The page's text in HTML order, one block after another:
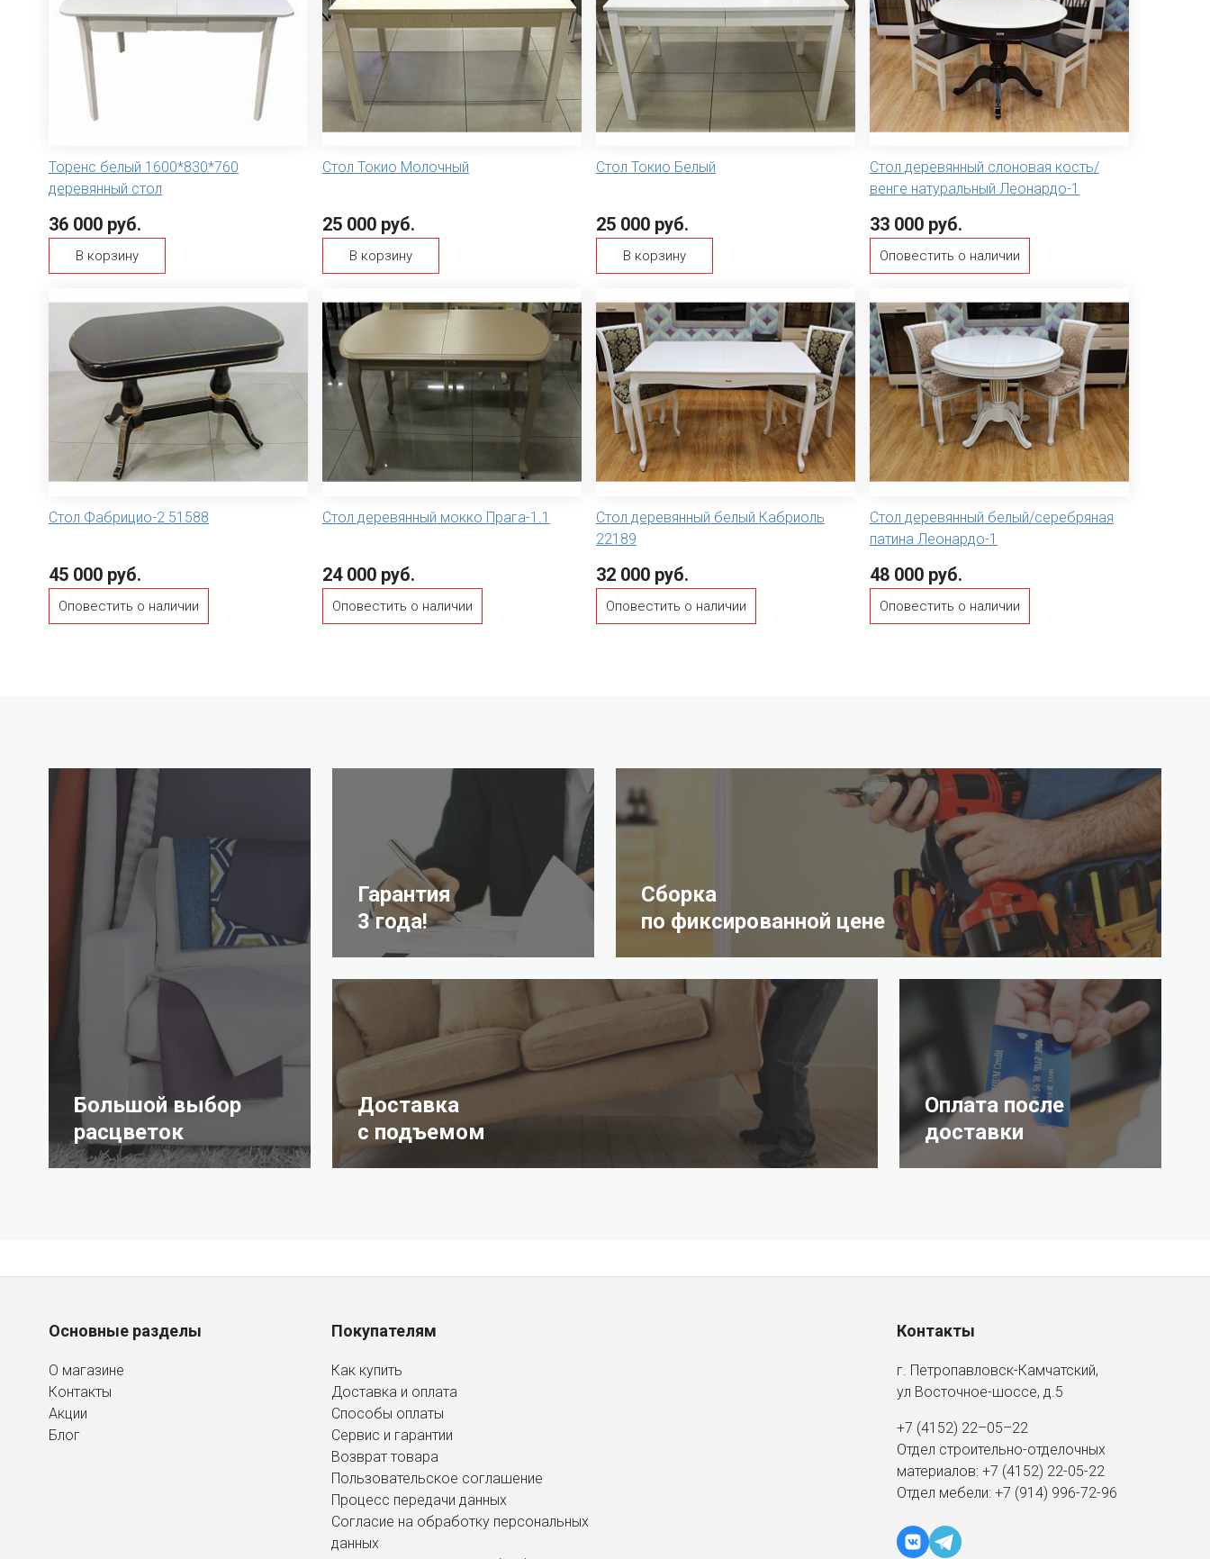
Торенс белый 1600*830*760
деревянный стол
36 000 руб.
В корзину
Стол Токио Молочный
25 000 руб.
В корзину
Стол Токио Белый
25 000 руб.
В корзину
Стол деревянный слоновая кость/
венге натуральный Леонардо-1
33 000 руб.
Оповестить о наличии
Стол Фабрицио-2 51588
45 000 руб.
Оповестить о наличии
Стол деревянный мокко Прага-1.1
24 000 руб.
Оповестить о наличии
Стол деревянный белый Кабриоль
22189
32 000 руб.
Оповестить о наличии
Стол деревянный белый/серебряная
патина Леонардо-1
48 000 руб.
Оповестить о наличии
Большой выбор
расцветок
Гарантия
3 года!
Оплата после
доставки
Сборка
по фиксированной цене
Доставка
с подъемом
Основные разделы
О магазине
Контакты
Акции
Блог
Покупателям
Как купить
Доставка и оплата
Способы оплаты
Сервис и гарантии
Возврат товара
Пользовательское соглашение
Процесс передачи данных
Согласие на обработку персональных
данных
Контакты
г. Петропавловск-Камчатский,
ул Восточное-шоссе, д.5
+7 (4152) 22–05–22
Отдел строительно-отделочных
материалов: +7 (4152) 22-05-22
Отдел мебели: +7 (914) 996-72-96